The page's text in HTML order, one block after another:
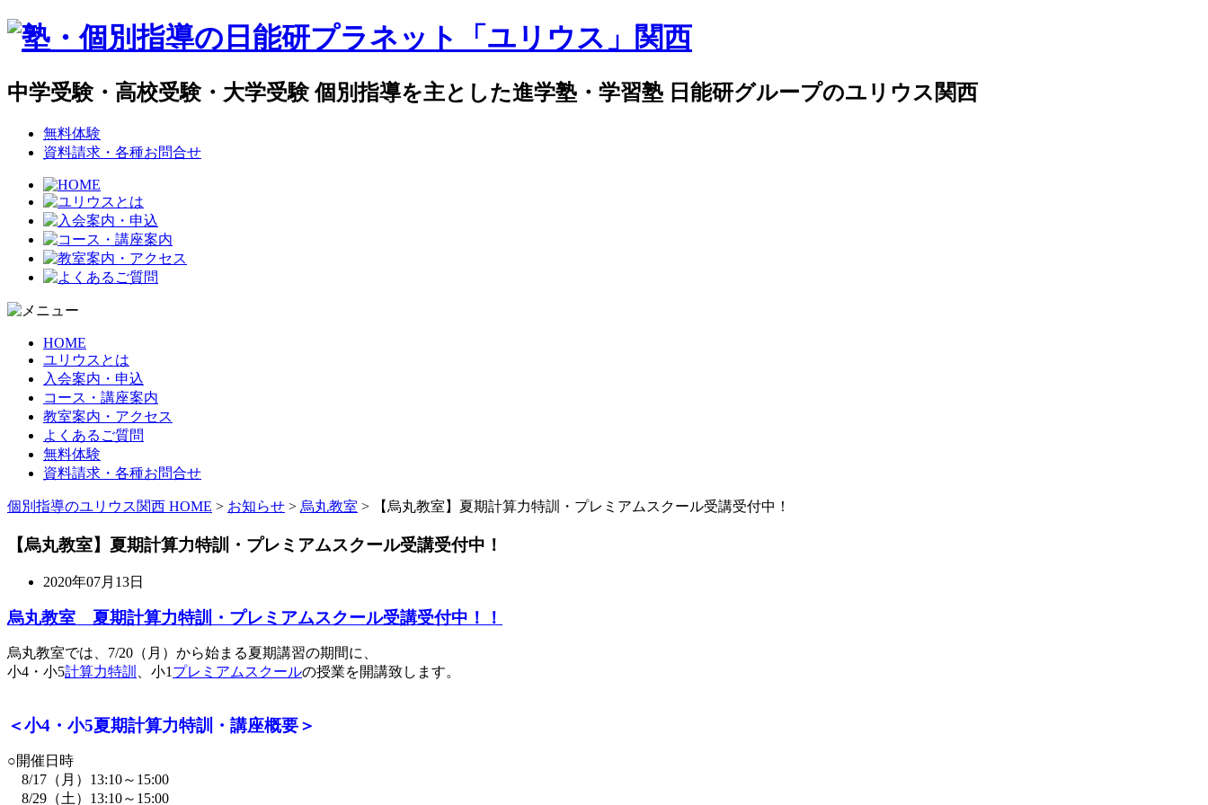
中学受験・高校受験・大学受験 個別指導を主とした進学塾・学習塾 日能研グループのユリウス関西
無料体験
資料請求・各種お問合せ
HOME
ユリウスとは
入会案内・申込
コース・講座案内
教室案内・アクセス
よくあるご質問
無料体験
資料請求・各種お問合せ
個別指導のユリウス関西 HOME > お知らせ > 烏丸教室 > 【烏丸教室】夏期計算力特訓・プレミアムスクール受講受付中！
【烏丸教室】夏期計算力特訓・プレミアムスクール受講受付中！
2020年07月13日
烏丸教室 夏期計算力特訓・プレミアムスクール受講受付中！！
烏丸教室では、7/20（月）から始まる夏期講習の期間に、
小4・小5計算力特訓 、小1 プレミアムスクールの授業を開講致します。
＜小4・小5夏期計算力特訓・講座概要＞
○開催日時
8/17（月）13:10～15:00
8/29（土）13:10～15:00